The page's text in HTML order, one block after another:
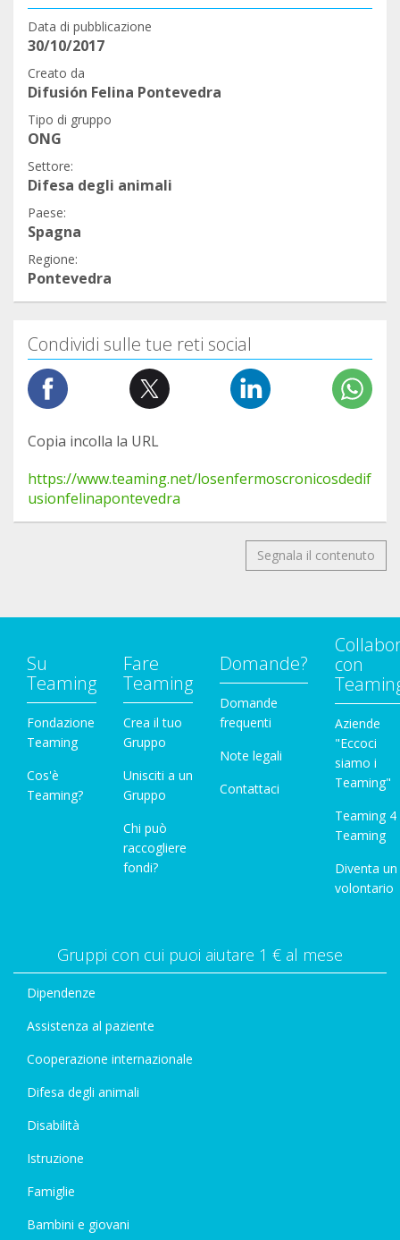
Data di pubblicazione
30/10/2017
Creato da
Difusión Felina Pontevedra
Tipo di gruppo
ONG
Settore:
Difesa degli animali
Paese:
Spagna
Regione:
Pontevedra
Condividi sulle tue reti social
Copia incolla la URL
https://www.teaming.net/losenfermoscronicosdedif
usionfelinapontevedra
Segnala il contenuto
Su
Teaming
Fondazione
Teaming
Cos'è
Teaming?
Fare
Teaming
Crea il tuo
Gruppo
Unisciti a un
Gruppo
Chi può
raccogliere
fondi?
Domande?
Domande
frequenti
Note legali
Contattaci
con
Aziende
"Eccoci
siamo i
Teaming"
Teaming 4
Teaming
Diventa un
volontario
Gruppi con cui puoi aiutare 1 € al mese
Dipendenze
Assistenza al paziente
Cooperazione internazionale
Difesa degli animali
Disabilità
Istruzione
Famiglie
Bambini e giovani